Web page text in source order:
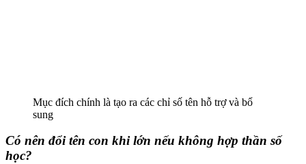
Mục đích chính là tạo ra các chỉ số tên hỗ trợ và bổ
sung
Có nên đổi tên con khi lớn nếu không hợp thần số
học?